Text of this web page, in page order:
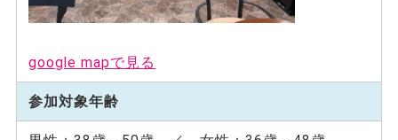
google mapで見る
参加対象年齢